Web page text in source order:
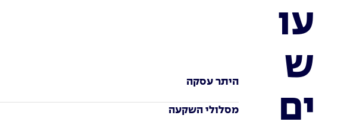
היתר עסקה
מסלולי השקעה
עו
ש
ים